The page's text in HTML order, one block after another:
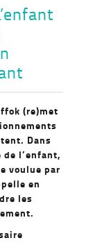
(re)met
Dans
l’enfant,
voulue par
en
les